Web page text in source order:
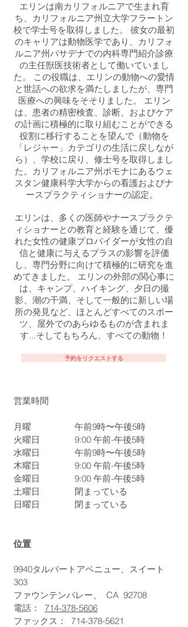
エリンは南カリフォルニアで生まれ育
ち、カリフォルニア州立大学フラートン
校で学士号を取得しました。 彼女の最初
のキャリアは動物医学であり、カリフォ
ルニア州パサデナでの内科専門紹介診療
の主任獣医技術者として働いていまし
た。 この役職は、エリンの動物への愛情
と世話への欲求を満たしましたが、専門
医療への興味をそそりました。 エリン
は、患者の精密検査、診断、およびケア
の計画に積極的に取り組むことができる
役割に移行することを望んで（動物を
「レジャー」カテゴリの生活に戻しなが
ら）、学校に戻り、修士号を取得しまし
た。カリフォルニア州ポモナにあるウェ
スタン健康科学大学からの看護およびナ
ースプラクティショナーの認定。
エリンは、多くの医師やナースプラクテ
ィショナーとの教育と経験を通じて、優
れた女性の健康プロバイダーが女性の自
信と健康に与えるプラスの影響を評価
し、専門分野に向けて積極的に研究を進
めてきました。 エリンの外部の関心事に
は、キャンプ、ハイキング、夕日の撮
影、潮の干満、そして一般的に新しい場
所の発見など、ほとんどすべてのスポー
ツ、屋外でのあらゆるものが含まれま
す...そしてもちろん、すべての動物！
予約をリクエストする
営業時間
月曜
火曜日
水曜日
木曜日
金曜日
土曜日
日曜日
午前9時〜午後5時
9:00 午前-午後5時
午前9時〜午後5時
9:00 午前-午後5時
9:00 午前-午後5時
閉まっている
閉まっている
位置
9940タルバートアベニュー、スイート
303
ファウンテンバレー、
CA 92708
電話：
714-378-5606
ファックス：
714-378-5621